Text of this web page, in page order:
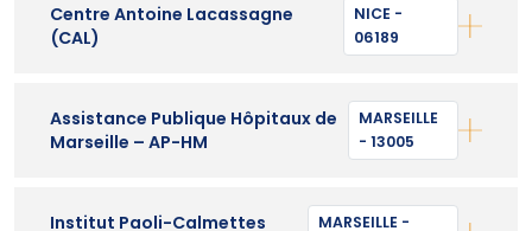
Centre Antoine Lacassagne
(CAL)
NICE -
06189
Assistance Publique Hôpitaux de
Marseille – AP-HM
MARSEILLE
- 13005
Institut Paoli-Calmettes
MARSEILLE -